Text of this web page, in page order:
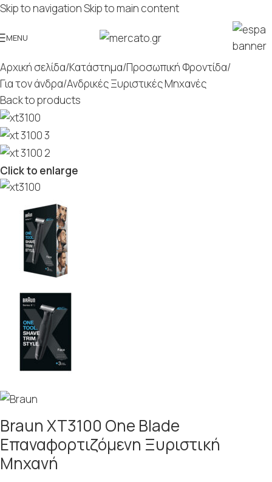
Skip to navigationSkip to main content
MENU
Αρχική σελίδα/Κατάστημα/Προσωπική Φροντίδα/
Για τον άνδρα/Ανδρικές Ξυριστικές Μηχανές
Back to products
Click to enlarge
Braun XT3100 One Blade
Επαναφορτιζόμενη Ξυριστική
Μηχανή